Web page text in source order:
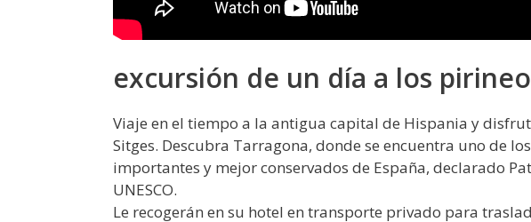
excursión de un día a los
Viaje en el tiempo a la antigua capital de Hispania y
Sitges. Descubra Tarragona, donde se encuentra uno de
importantes y mejor conservados de España, declarado
UNESCO.
Le recogerán en su hotel en transporte privado para